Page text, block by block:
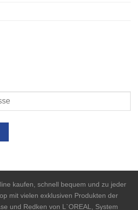
kaufen, schnell bequem und zu jeder
mit vielen exklusiven Produkten der
und Redken von L`OREAL, System